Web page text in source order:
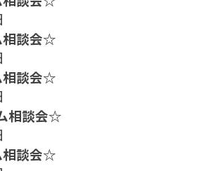
相談会☆
相談会☆
相談会☆
相談会☆